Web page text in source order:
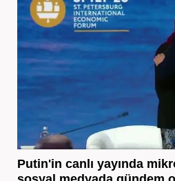
Putin'in canlı yayında